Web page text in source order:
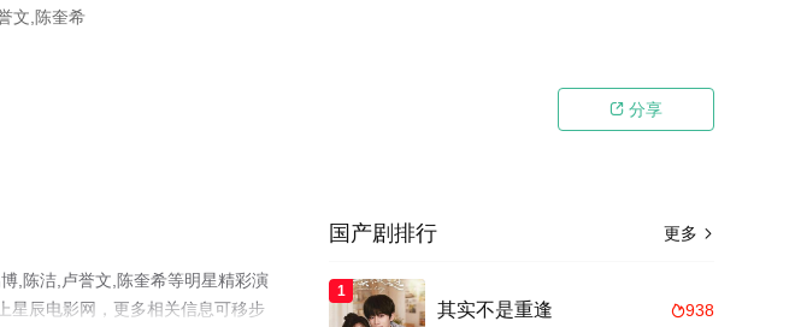
文,陈奎希
 分享
,陈洁,卢誉文,陈奎希等明星精彩演
星辰电影网，更多相关信息可移步
更多 
国产剧排行
1
938
其实不是重逢